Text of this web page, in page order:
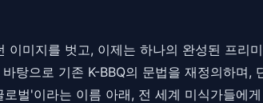
미지를 벗고, 이제는 하나의 완성된 프리
으로 기존 K-BBQ의 문법을 재정의하며,
벌'이라는 이름 아래, 전 세계 미식가들에